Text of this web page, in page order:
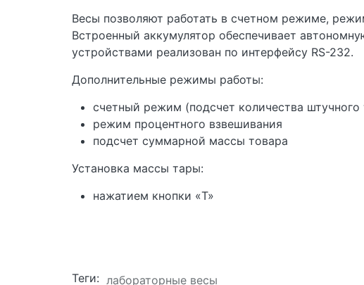
Весы позволяют работать в счетном режиме,
Встроенный аккумулятор обеспечивает
устройствами реализован по интерфейсу RS-232.
Дополнительные режимы работы:
счетный режим (подсчет количества штучного
режим процентного взвешивания
подсчет суммарной массы товара
Установка массы тары:
нажатием кнопки «T»
Теги: лабораторные весы